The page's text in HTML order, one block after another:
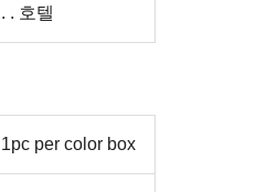
. . 호텔
1pc per color box